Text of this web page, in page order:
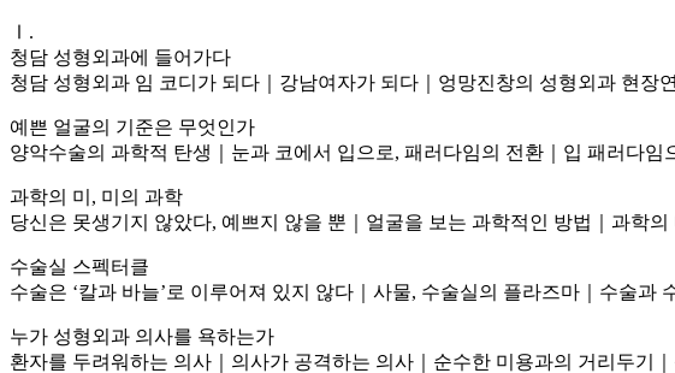
Ⅰ.
청담 성형외과에 들어가다
청담 성형외과 임 코디가 되다｜강남여자가 되다｜엉망진창의 성형외과 현장
예쁜 얼굴의 기준은 무엇인가
양악수술의 과학적 탄생｜눈과 코에서 입으로, 패러다임의 전환｜입 패러다임
과학의 미, 미의 과학
당신은 못생기지 않았다, 예쁘지 않을 뿐｜얼굴을 보는 과학적인 방법｜과학의
수술실 스펙터클
수술은 ‘칼과 바늘’로 이루어져 있지 않다｜사물, 수술실의 플라즈마｜수술과
누가 성형외과 의사를 욕하는가
환자를 두려워하는 의사｜의사가 공격하는 의사｜순수한 미용과의 거리두기